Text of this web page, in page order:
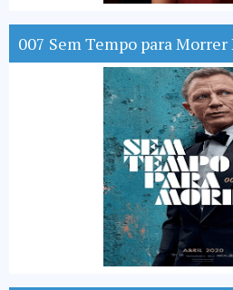
007 Sem Tempo para Morrer